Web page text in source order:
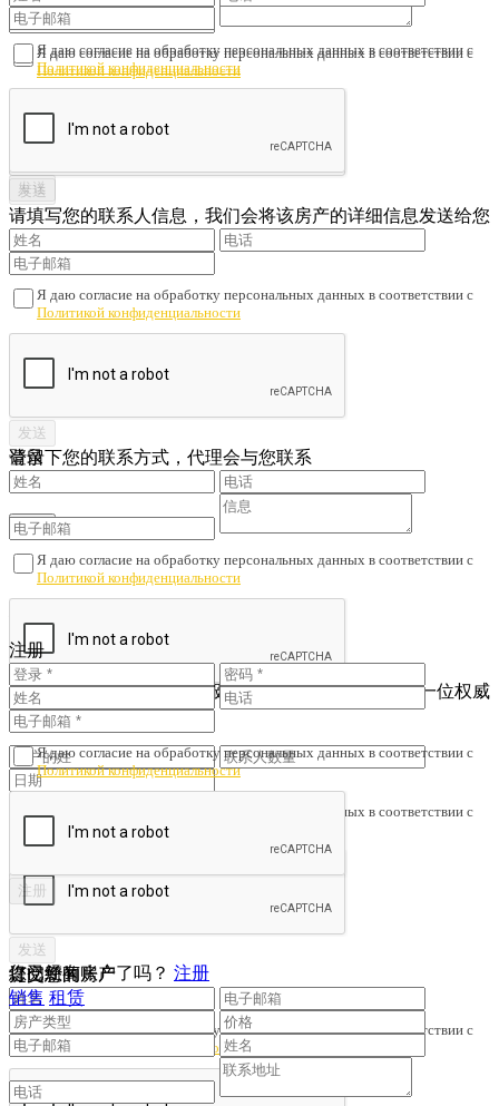
Я даю согласие на обработку персональных данных в соответствии с
Политикой конфиденциальности
Я даю согласие на обработку персональных данных в соответствии с
Политикой конфиденциальности
请填写您的联系人信息，我们会将该房产的详细信息发送给您
Я даю согласие на обработку персональных данных в соответствии с
Политикой конфиденциальности
请留下您的联系方式，代理会与您联系
Я даю согласие на обработку персональных данных в соответствии с
Политикой конфиденциальности
登录
注册
Я даю согласие на обработку персональных данных в соответствии с
Политикой конфиденциальности
您已经有账户了吗？ 注册
查看已注册的联系人
为了避免财产诈骗与劣质服务，我们会核对您是否与一位权威
人士签订了协议。
Я даю согласие на обработку персональных данных в соответствии с
Политикой конфиденциальности
提交您的房产
销售 租赁
订阅新闻
Я даю согласие на обработку персональных данных в соответствии с
Политикой конфиденциальности